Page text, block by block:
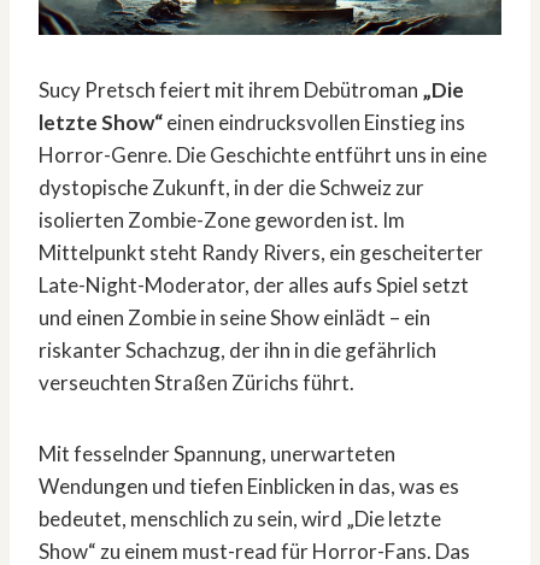
Sucy Pretsch feiert mit ihrem Debütroman „Die
letzte Show“einen eindrucksvollen Einstieg ins
Horror-Genre. Die Geschichte entführt uns in eine
dystopische Zukunft, in der die Schweiz zur
isolierten Zombie-Zone geworden ist. Im
Mittelpunkt steht Randy Rivers, ein gescheiterter
Late-Night-Moderator, der alles aufs Spiel setzt
und einen Zombie in seine Show einlädt – ein
riskanter Schachzug, der ihn in die gefährlich
verseuchten Straßen Zürichs führt.
Mit fesselnder Spannung, unerwarteten
Wendungen und tiefen Einblicken in das, was es
bedeutet, menschlich zu sein, wird „Die letzte
Show“ zu einem must-read für Horror-Fans. Das